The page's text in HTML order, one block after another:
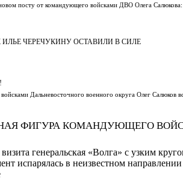
посту от командующего войсками ДВО Олега Салюкова:
ЧЕРЕЧУКИНУ ОСТАВИЛИ В СИЛЕ
Дальневосточного военного округа Олег Салюков
ФИГУРА КОМАНДУЮЩЕГО
генеральская «Волга» с узким
испарялась в неизвестном направлении